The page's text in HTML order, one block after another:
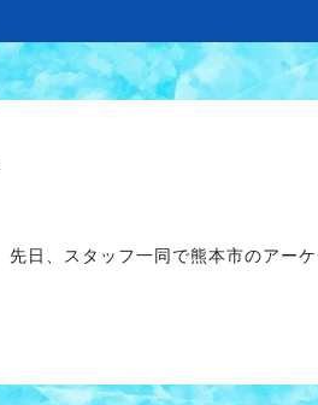
日、スタッフ一同で熊本市のアーケ